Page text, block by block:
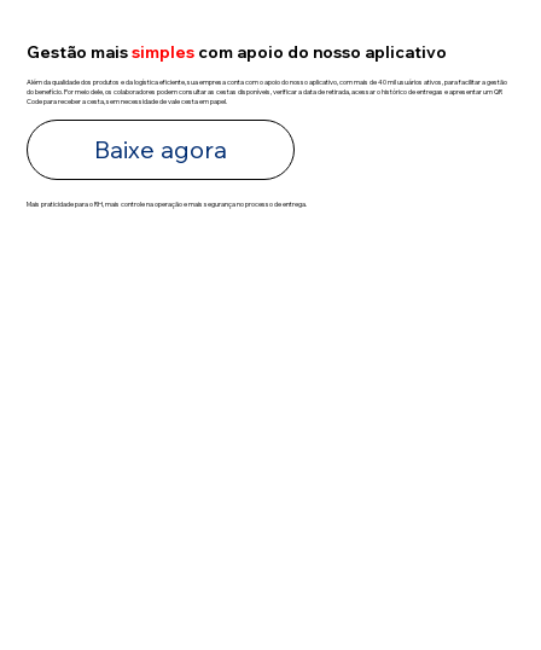
Gestão maissimplescom apoio do nosso aplicativo
Além da qualidade dos produtos e da logística eficiente, sua empresa conta com o apoio do nosso aplicativo, com mais de 40 mil usuários ativos, para facilitar a gestão
do benefício. Por meio dele, os colaboradores podem consultar as cestas disponíveis, verificar a data de retirada, acessar o histórico de entregas e apresentar um QR
Code para receber a cesta, sem necessidade de vale cesta em papel.
Baixe agora
Mais praticidade para o RH, mais controle na operação e mais segurança no processo de entrega.